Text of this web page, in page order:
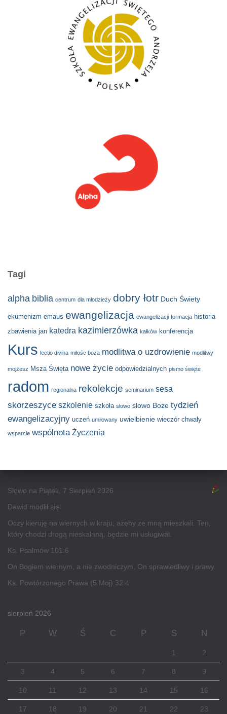
Tagi
alpha biblia centrum dla młodzieży dobry łotr Duch Świety
ekumenizm emaus ewangelizacja ewangelizacji formacja historia
zbawienia jan katedra kazimierzówka kałków konferencja
Kurs lectio divina miłośc boża modlitwa o uzdrowienie modlitwy
mojżesz Msza Święta nowe życie odpowiedzialnych pismo święte
radom regionalna rekolekcje seminarium sesa
skorzeszyce szkolenie szkoła słowo słowo Boże tydzień
ewangelizacyjny uczeń umiłowany uwielbienie wieczór chwały
wsparcie wspólnota Życzenia
Słowo na Piątek, 7 Sierpień 2026
Dawid modlił się:
Oczy kieruję na wiernych w kraju, ażeby ze mną mieszkali. Ten,
który chodzi drogą nieskalaną, będzie mi usługiwał.
Ks. Psalmów 101:6
On Bogiem wiernym, a nie zwodniczym, On sprawiedliwy i prawy.
Ks. Powtórzonego Prawa (5 Moj) 32:4
sierpień 2026
P W Ś C P S N
1 2
3 4 5 6 7 8 9
10 11 12 13 14 15 16
17 18 19 20 21 22 23